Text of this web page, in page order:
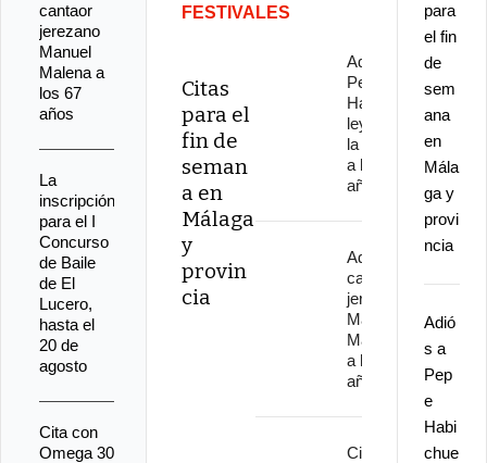
FESTIVALES
Citas
para el
fin de
seman
a en
Málaga
y
provin
cia
Adiós a
Pepe
Habichuela,
leyenda de
la guitarra,
a los 82
años
Adiós al
cantaor
jerezano
Manuel
Malena
a los 67
años
Cita con
para
el fin
de
sem
ana
en
Mála
ga y
provi
ncia
Adió
s a
Pep
e
Habi
chue
cantaor
jerezano
Manuel
Malena a
los 67
años
La
inscripción
para el I
Concurso
de Baile
de El
Lucero,
hasta el
20 de
agosto
Cita con
Omega 30